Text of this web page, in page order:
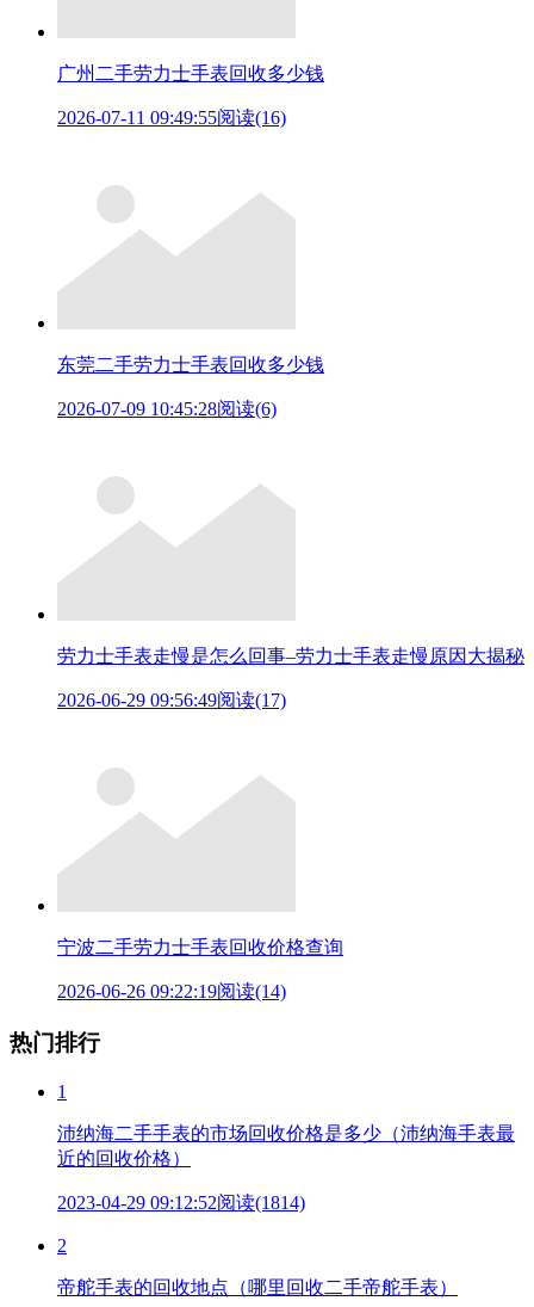
广州二手劳力士手表回收多少钱
2026-07-11 09:49:55阅读(16)
东莞二手劳力士手表回收多少钱
2026-07-09 10:45:28阅读(6)
劳力士手表走慢是怎么回事–劳力士手表走慢原因大揭秘
2026-06-29 09:56:49阅读(17)
宁波二手劳力士手表回收价格查询
2026-06-26 09:22:19阅读(14)
热门排行
1
沛纳海二手手表的市场回收价格是多少（沛纳海手表最
近的回收价格）
2023-04-29 09:12:52阅读(1814)
2
帝舵手表的回收地点（哪里回收二手帝舵手表）